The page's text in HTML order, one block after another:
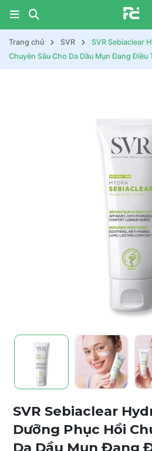
Trang chủ SVR
SVR Sebiaclear
Chuyên Sâu Cho Da Dầu Mụn Đang Điều
SVR Sebiaclear
Dưỡng Phục Hồi
Da Dầu Mụn Đang